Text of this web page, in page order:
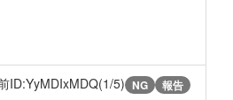
ID:YyMDIxMDQ(1/5) NG 報告